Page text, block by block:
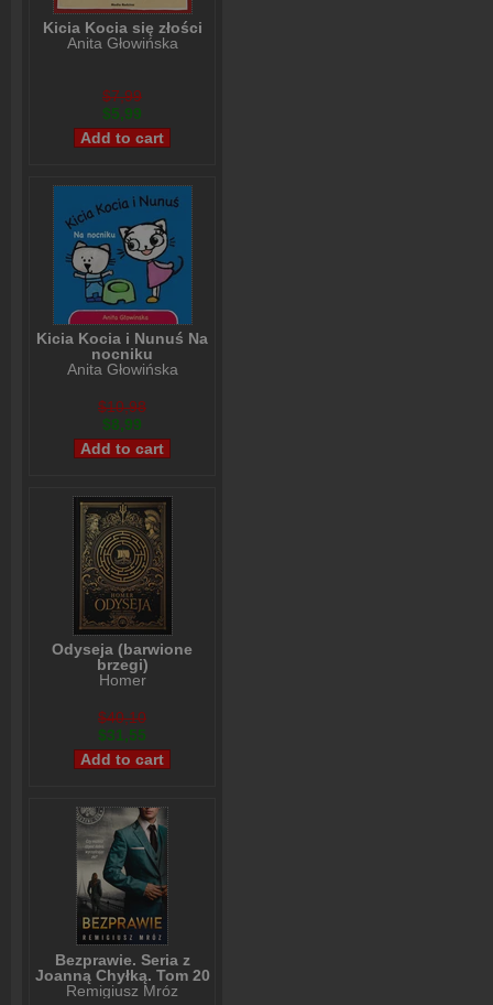
Kicia Kocia się złości
Anita Głowińska
$7,99
$5,99
Kicia Kocia i Nunuś Na
nocniku
Anita Głowińska
$10,98
$8,99
Odyseja (barwione
brzegi)
Homer
$40,10
$31,55
Bezprawie. Seria z
Joanną Chyłką. Tom 20
Remigiusz Mróz